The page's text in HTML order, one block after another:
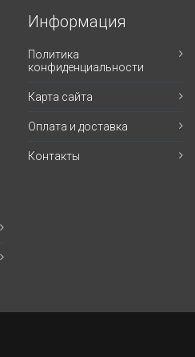
Информация
Политика
конфиденциальности
Карта сайта
Оплата и доставка
Контакты